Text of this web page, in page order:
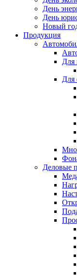
День
День
Новый
Продукция
Для
Для
Деловые